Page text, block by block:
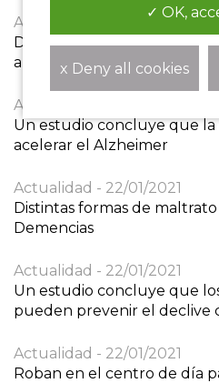
Actualidad
25/01/2021
Descubren un nuevo
aparición del Alzheimer
Actualidad
Un estudio concluye que
acelerar el Alzheimer
Actualidad
22/01/2021
Distintas formas de
Demencias
Actualidad
22/01/2021
Un estudio concluye que
pueden prevenir el declive
Actualidad
22/01/2021
Roban en el centro de día
✓ OK,
x Deny all cookies